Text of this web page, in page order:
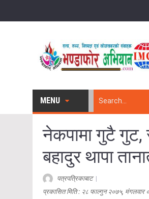
MENU
नेकपामा गुटै गुट,
बहादुर थापा
पत्रपत्रिकाबाट|
प्रकासित मिति : २८ फाल्गुन २०७५, मंगलवार